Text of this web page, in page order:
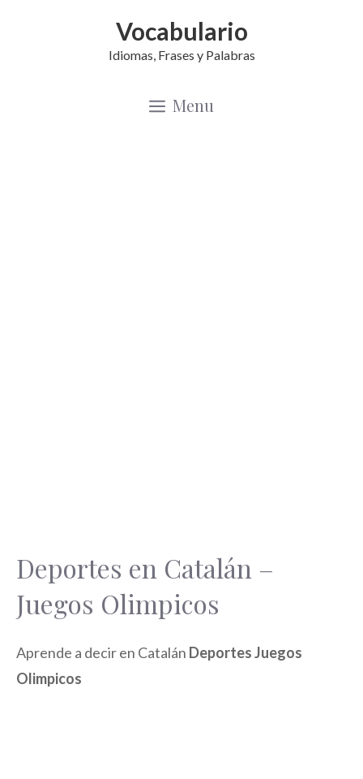
Vocabulario
Idiomas, Frases y Palabras
Menu
Deportes en Catalán –
Juegos Olimpicos
Aprende a decir en Catalán Deportes Juegos
Olimpicos